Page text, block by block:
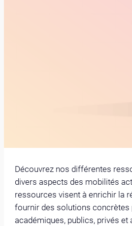
Découvrez nos différentes
divers aspects des mobilités
ressources visent à enrichir la
fournir des solutions concrètes
académiques, publics, privés